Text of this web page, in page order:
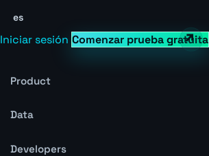
es
Iniciar sesión Comenzar prueba gratuita
Product
Data
Developers